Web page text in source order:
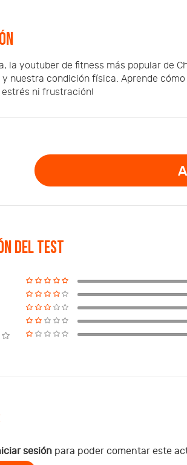
la youtuber de fitness más popular de
nuestra condición física. Aprende
estrés ni frustración!
del test
sesiónpara poder comentar este